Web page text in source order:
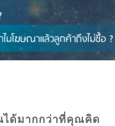
ได้มากกว่าที่คุณคิด